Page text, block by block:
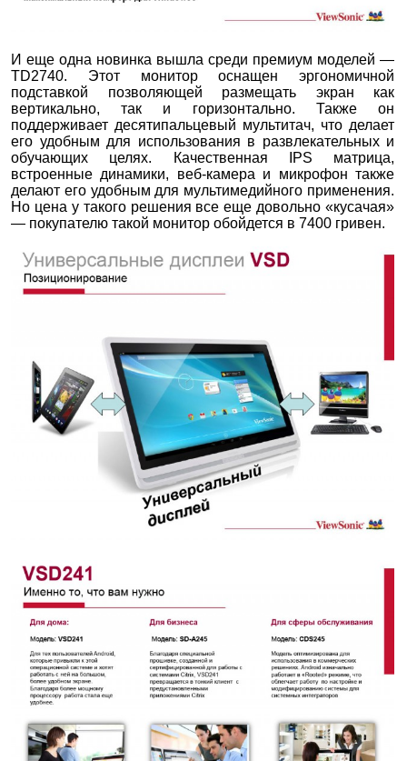
И еще одна новинка вышла среди премиум моделей —
TD2740. Этот монитор оснащен эргономичной
подставкой позволяющей размещать экран как
вертикально, так и горизонтально. Также он
поддерживает десятипальцевый мультитач, что делает
его удобным для использования в развлекательных и
обучающих целях. Качественная IPS матрица,
встроенные динамики, веб-камера и микрофон также
делают его удобным для мультимедийного применения.
Но цена у такого решения все еще довольно «кусачая»
— покупателю такой монитор обойдется в 7400 гривен.